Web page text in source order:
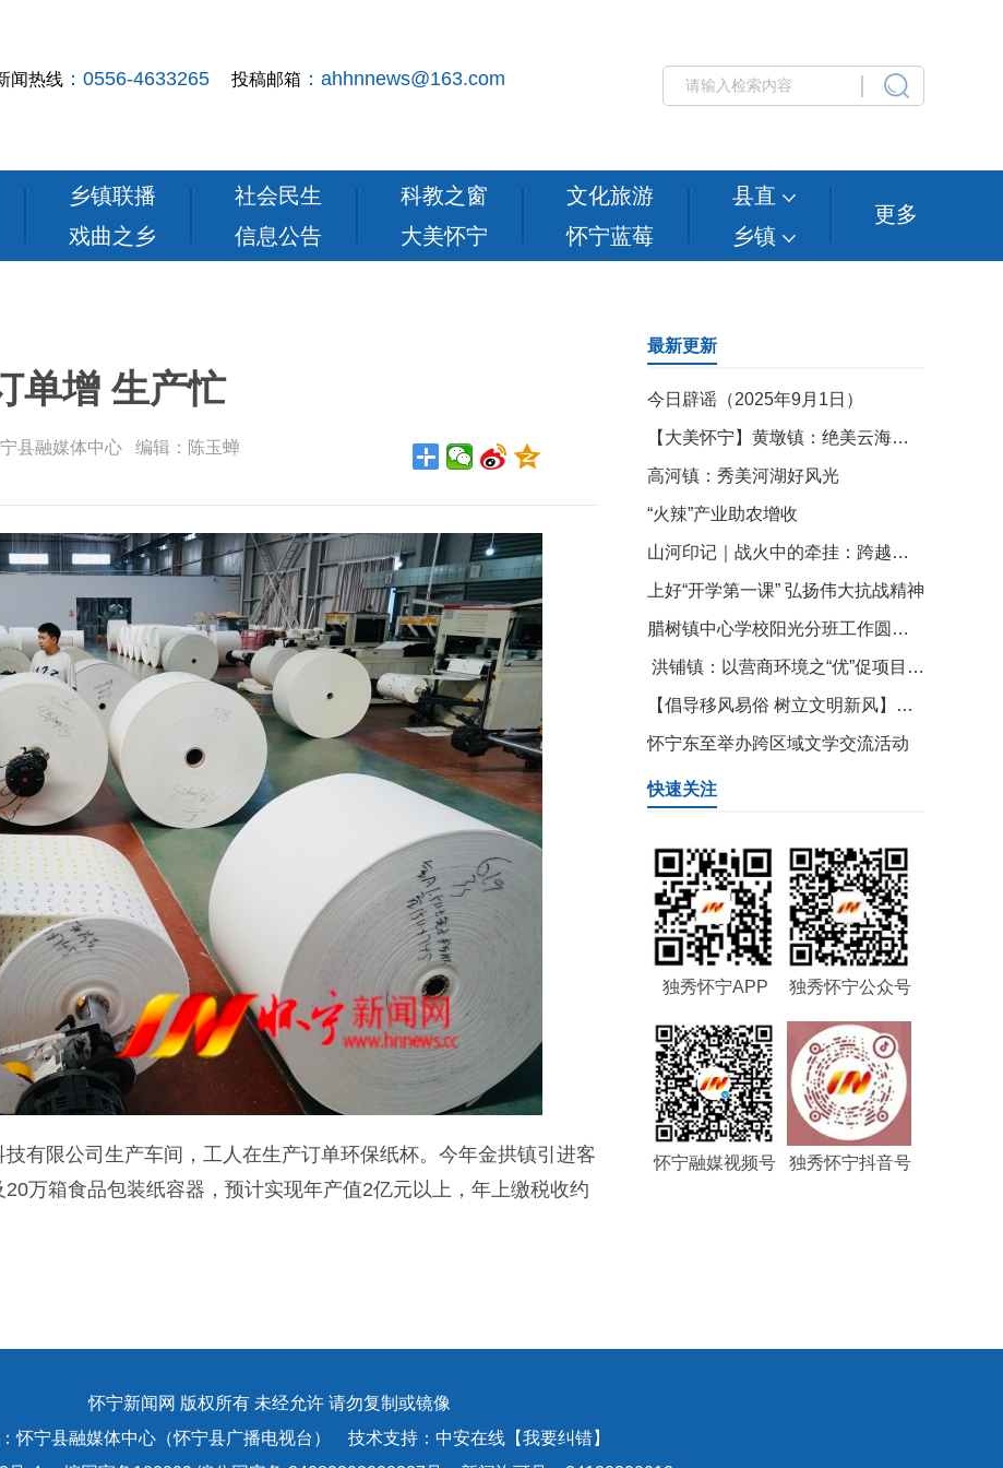
闻热线 ：0556-4633265 投稿邮箱 ：ahhnnews@163.com
乡镇联播
戏曲之乡
社会民生
信息公告
科教之窗
大美怀宁
文化旅游
怀宁蓝莓
县直
乡镇
更多
单增 生产忙
县融媒体中心 编辑：陈玉蝉
限公司生产车间，工人在生产订单环保纸杯。今年金拱镇引进客
万箱食品包装纸容器，预计实现年产值2亿元以上，年上缴税收约
最新更新
今日辟谣（2025年9月1日）
【大美怀宁】黄墩镇：绝美云海漫卷独秀山
高河镇：秀美河湖好风光
“火辣”产业助农增收
山河印记｜战火中的牵挂：跨越烽火的87封“情书”
上好“开学第一课” 弘扬伟大抗战精神
腊树镇中心学校阳光分班工作圆满完成
洪铺镇：以营商环境之“优”促项目建设之“进”
【倡导移风易俗 树立文明新风】秀山乡：移风易俗树新风 文明乡风润民心
怀宁东至举办跨区域文学交流活动
快速关注
独秀怀宁APP 独秀怀宁公众号
怀宁融媒视频号 独秀怀宁抖音号
怀宁新闻网 版权所有 未经允许 请勿复制或镜像
怀宁县融媒体中心（怀宁县广播电视台） 技术支持：中安在线【我要纠错】